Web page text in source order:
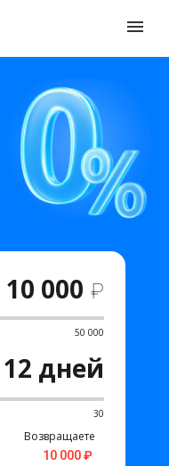
10 000 ₽
50 000
12 дней
30
Возвращаете
10 000 ₽